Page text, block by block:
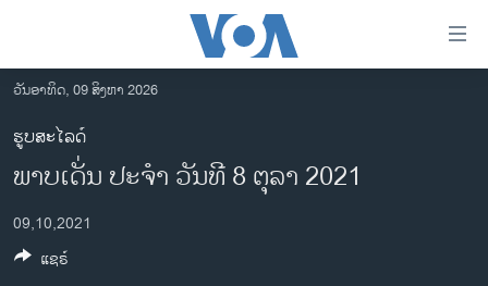
ເຂົ້າ
ຫາ
ຂ້າມ
ຂ້າມ
ໄປ
ຫາ
ລາວ
ອາເມຣິກາ
ການເລືອກຕັ້ງ ປະທານາທີບໍດີ ສະຫະລັດ 2024
ຂ່າວ​ຈີນ
ວັນອາທິດ, 09 ສິງຫາ 2026
ຮູບສະໄລດ໌
ພາບເດັ່ນ ປະຈຳ ວັນທີ 8 ຕຸລາ 2021
09,10,2021
ແຊຣ໌